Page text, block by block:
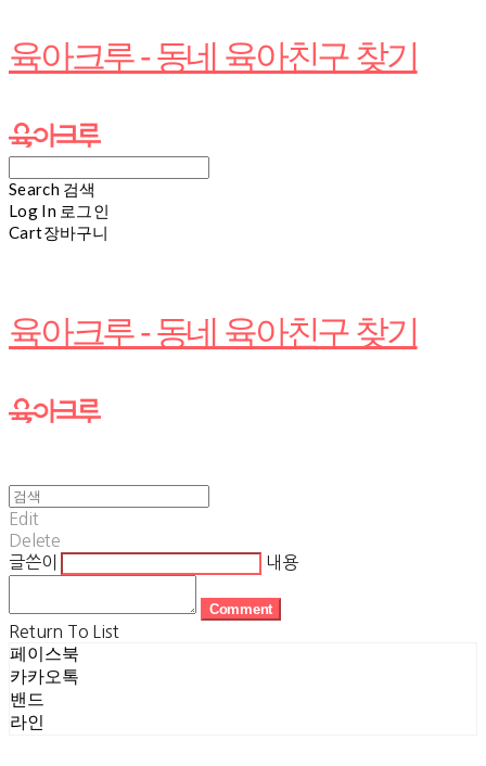
육아크루 - 동네 육아친구 찾기
Search 검색
Log In 로그인
Cart장바구니
육아크루 - 동네 육아친구 찾기
Edit
Delete
글쓴이
내용
Comment
Return To List
페이스북
카카오톡
밴드
라인